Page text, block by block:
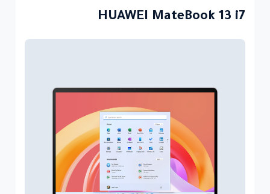
HUAWEI MateBook 13 i7